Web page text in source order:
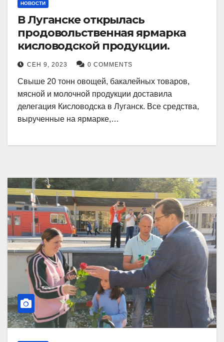
НОВОСТИ
В Луганске открылась
продовольственная ярмарка
кисловодской продукции.
СЕН 9, 2023 0 COMMENTS
Свыше 20 тонн овощей, бакалейных товаров,
мясной и молочной продукции доставила
делегация Кисловодска в Луганск. Все средства,
вырученные на ярмарке,…